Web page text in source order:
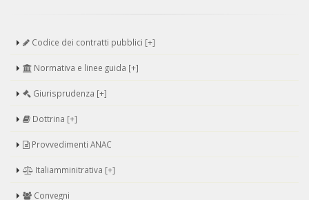
Codice dei contratti pubblici [+]
Normativa e linee guida [+]
Giurisprudenza [+]
Dottrina [+]
Provvedimenti ANAC
Italiamminitrativa [+]
Convegni